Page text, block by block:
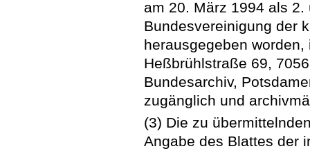
am 20. März 1994 als
Bundesvereinigung der
herausgegeben
Heßbrühlstraße 69,
Bundesarchiv,
zugänglich und
(3) Die zu
Angabe des Blattes der